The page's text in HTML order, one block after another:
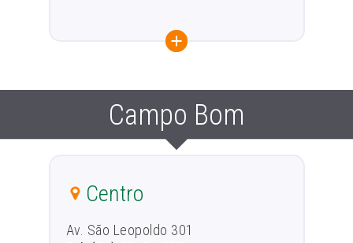
Campo Bom
Centro
Av. São Leopoldo 301